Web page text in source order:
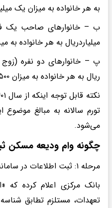
به هر خانواده به میزان یک
میلیاردریال به هر خانواده به میران ۸۰۰
پ – خانوارهای دو نفره
ریال به هر خانواده به میزان ۵۰۰ میلیون ریال.
می‌شود.
چگونه وام ودیعه مسکن
مرحله ۱: ثبت اطلاعات در سامانه املاک و اسکان
بانک مرکزی اعلام کرده که
تعهدات، مستلزم تطابق